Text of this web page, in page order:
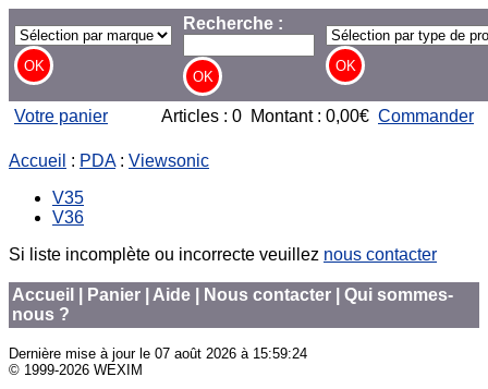
Recherche :
Votre panier Articles : 0 Montant : 0,00€ Commander
Accueil : PDA: Viewsonic
V35
V36
Si liste incomplète ou incorrecte veuillez nous contacter
Accueil Panier Aide Nous contacter
Qui sommes-
nous ?
Dernière mise à jour le 07 août 2026 à 15:59:24
© 1999-2026 WEXIM